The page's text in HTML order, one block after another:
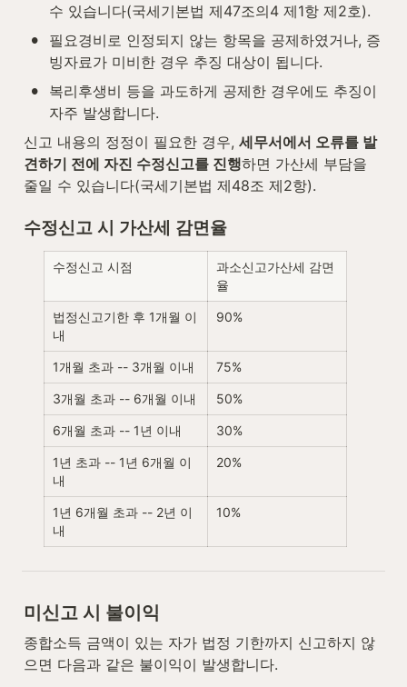
수 있습니다(국세기본법 제47조의4 제1항 제2호).
•
필요경비로 인정되지 않는 항목을 공제하였거나, 증
빙자료가 미비한 경우 추징 대상이 됩니다.
•
복리후생비 등을 과도하게 공제한 경우에도 추징이
자주 발생합니다.
신고 내용의 정정이 필요한 경우, 세무서에서 오류를 발
견하기 전에 자진 수정신고를 진행하면 가산세 부담을
줄일 수 있습니다(국세기본법 제48조 제2항).
수정신고 시 가산세 감면율
수정신고 시점
과소신고가산세 감면
율
법정신고기한 후 1개월 이
내
90%
1개월 초과 -- 3개월 이내 75%
3개월 초과 -- 6개월 이내 50%
6개월 초과 -- 1년 이내 30%
1년 초과 -- 1년 6개월 이
내
20%
1년 6개월 초과 -- 2년 이
내
10%
미신고 시 불이익
종합소득 금액이 있는 자가 법정 기한까지 신고하지 않
으면 다음과 같은 불이익이 발생합니다.